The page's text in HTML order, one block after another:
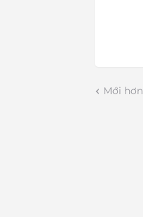
Mới hơn